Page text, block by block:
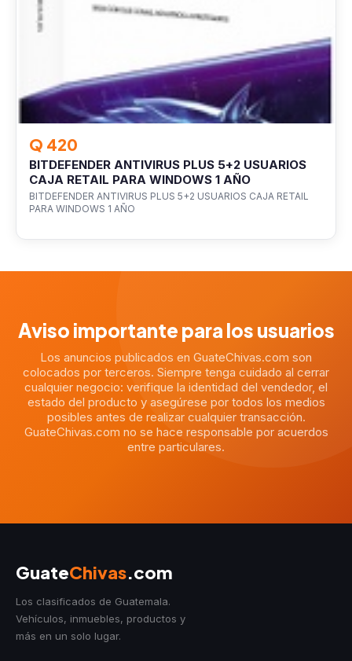
Q 420
BITDEFENDER ANTIVIRUS PLUS 5+2 USUARIOS
CAJA RETAIL PARA WINDOWS 1 AÑO
BITDEFENDER ANTIVIRUS PLUS 5+2 USUARIOS CAJA RETAIL
PARA WINDOWS 1 AÑO
Aviso importante para los usuarios
Los anuncios publicados en GuateChivas.com son
colocados por terceros. Siempre tenga cuidado al cerrar
cualquier negocio: verifique la identidad del vendedor, el
estado del producto y asegúrese por todos los medios
posibles antes de realizar cualquier transacción.
GuateChivas.com no se hace responsable por acuerdos
entre particulares.
GuateChivas.com
Los clasificados de Guatemala.
Vehículos, inmuebles, productos y
más en un solo lugar.